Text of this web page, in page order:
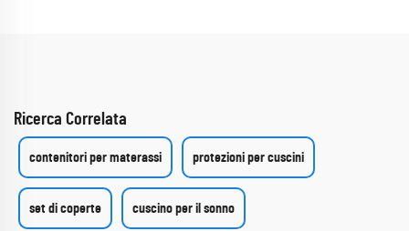
Ricerca Correlata
contenitori per materassi protezioni per cuscini
set di coperte cuscino per il sonno